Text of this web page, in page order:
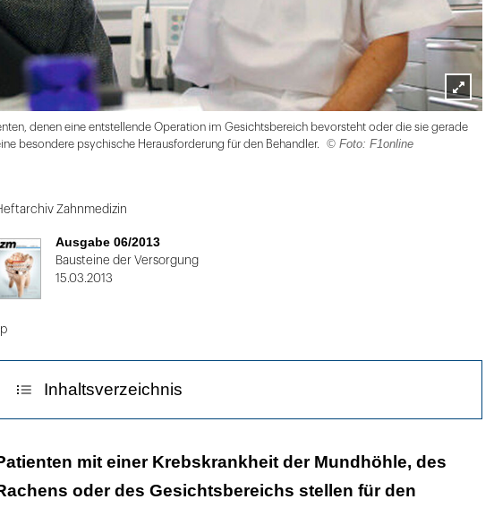
Lightbox
öffnen
denen eine entstellende Operation im Gesichtsbereich bevorsteht oder die sie gerade
besondere psychische Herausforderung für den Behandler.
© Foto: F1online
Zahnmedizin
Ausgabe 06/2013
Bausteine der Versorgung
15.03.2013
Inhaltsverzeichnis
Die sozialen Folgen sind enorm
Erschwertes Patienten-Arzt-Verhältnis
mit einer Krebskrankheit der Mundhöhle, des
oder des Gesichtsbereichs stellen für den